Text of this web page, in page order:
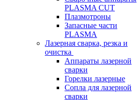
PLASMA CUT
Плазмотроны
Запасные части
PLASMA
Лазерная сварка, резка и
очистка
Аппараты лазерной
сварки
Горелки лазерные
Сопла для лазерной
сварки